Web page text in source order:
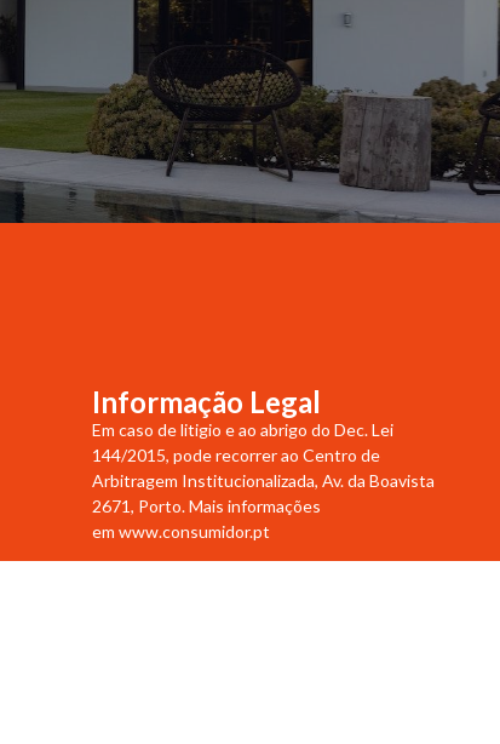
Informação Legal
Em caso de litigio e ao abrigo do Dec. Lei
144/2015, pode recorrer ao Centro de
Arbitragem Institucionalizada, Av. da Boavista
2671, Porto. Mais informações
emwww.consumidor.pt